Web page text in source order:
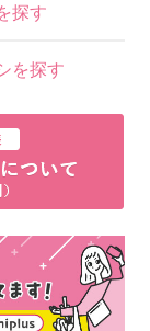
探す
を探す